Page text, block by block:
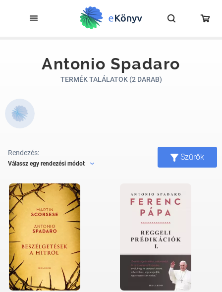
Antonio Spadaro
TERMÉK TALÁLATOK (2 DARAB)
Rendezés:
Válassz egy rendezési módot
Szűrők